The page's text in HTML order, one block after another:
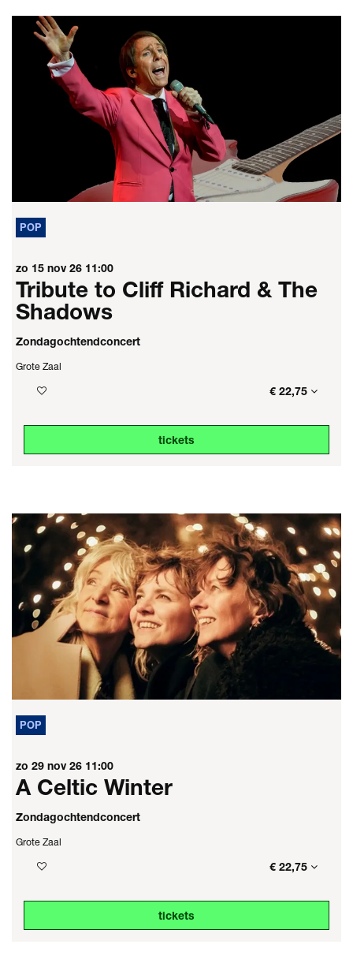
POP
Tribute to Cliff Richard & The
Shadows
Zondagochtendconcert
zo 15 nov 26 11:00
Grote Zaal
€ 22,75
tickets
POP
A Celtic Winter
Zondagochtendconcert
zo 29 nov 26 11:00
Grote Zaal
€ 22,75
tickets